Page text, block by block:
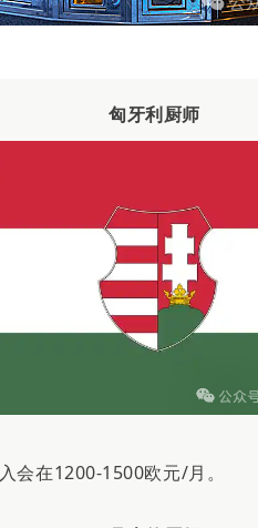
匈牙利厨师
会在1200-1500欧元/月。